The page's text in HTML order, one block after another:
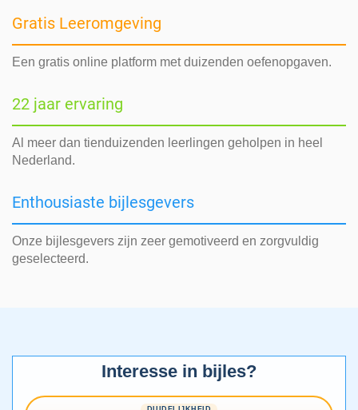
Gratis Leeromgeving
Een gratis online platform met duizenden oefenopgaven.
22 jaar ervaring
Al meer dan tienduizenden leerlingen geholpen in heel
Nederland.
Enthousiaste bijlesgevers
Onze bijlesgevers zijn zeer gemotiveerd en zorgvuldig
geselecteerd.
Interesse in bijles?